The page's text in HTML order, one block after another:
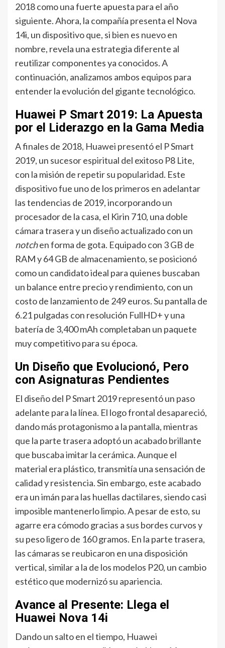
2018 como una fuerte apuesta para el año
siguiente. Ahora, la compañía presenta el Nova
14i, un dispositivo que, si bien es nuevo en
nombre, revela una estrategia diferente al
reutilizar componentes ya conocidos. A
continuación, analizamos ambos equipos para
entender la evolución del gigante tecnológico.
Huawei P Smart 2019: La Apuesta
por el Liderazgo en la Gama Media
A finales de 2018, Huawei presentó el P Smart
2019, un sucesor espiritual del exitoso P8 Lite,
con la misión de repetir su popularidad. Este
dispositivo fue uno de los primeros en adelantar
las tendencias de 2019, incorporando un
procesador de la casa, el Kirin 710, una doble
cámara trasera y un diseño actualizado con un
notchen forma de gota. Equipado con 3 GB de
RAM y 64 GB de almacenamiento, se posicionó
como un candidato ideal para quienes buscaban
un balance entre precio y rendimiento, con un
costo de lanzamiento de 249 euros. Su pantalla de
6.21 pulgadas con resolución FullHD+ y una
batería de 3,400 mAh completaban un paquete
muy competitivo para su época.
Un Diseño que Evolucionó, Pero
con Asignaturas Pendientes
El diseño del P Smart 2019 representó un paso
adelante para la línea. El logo frontal desapareció,
dando más protagonismo a la pantalla, mientras
que la parte trasera adoptó un acabado brillante
que buscaba imitar la cerámica. Aunque el
material era plástico, transmitía una sensación de
calidad y resistencia. Sin embargo, este acabado
era un imán para las huellas dactilares, siendo casi
imposible mantenerlo limpio. A pesar de esto, su
agarre era cómodo gracias a sus bordes curvos y
su peso ligero de 160 gramos. En la parte trasera,
las cámaras se reubicaron en una disposición
vertical, similar a la de los modelos P20, un cambio
estético que modernizó su apariencia.
Avance al Presente: Llega el
Huawei Nova 14i
Dando un salto en el tiempo, Huawei